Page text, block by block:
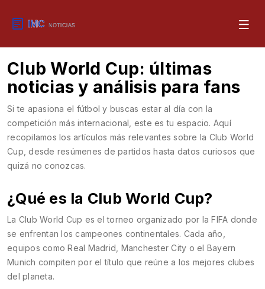
Club World Cup: últimas
noticias y análisis para fans
Si te apasiona el fútbol y buscas estar al día con la
competición más internacional, este es tu espacio. Aquí
recopilamos los artículos más relevantes sobre la Club World
Cup, desde resúmenes de partidos hasta datos curiosos que
quizá no conozcas.
¿Qué es la Club World Cup?
La Club World Cup es el torneo organizado por la FIFA donde
se enfrentan los campeones continentales. Cada año,
equipos como Real Madrid, Manchester City o el Bayern
Munich compiten por el título que reúne a los mejores clubes
del planeta.